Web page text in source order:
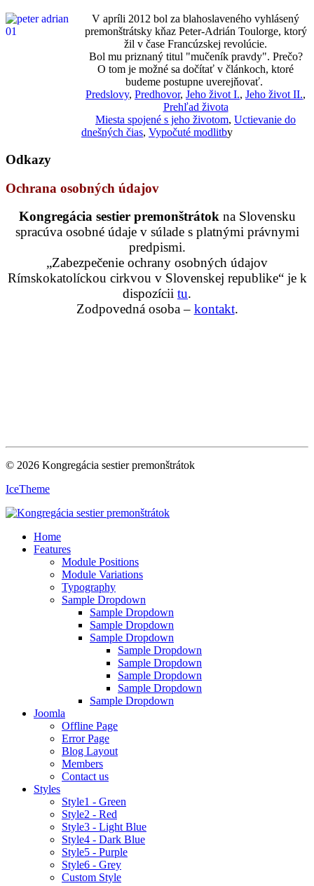
V apríli 2012 bol za blahoslaveného vyhlásený
premonštrátsky kňaz Peter-Adrián Toulorge, ktorý
žil v čase Francúzskej revolúcie.
Bol mu priznaný titul "mučeník pravdy". Prečo?
O tom je možné sa dočítať v článkoch, ktoré
budeme postupne uverejňovať.
Predslovy, Predhovor, Jeho život I., Jeho život II.,
Prehľad života
Miesta spojené s jeho životom, Uctievanie do
dnešných čias, Vypočuté modlitby
Odkazy
Ochrana osobných údajov
Kongregácia sestier premonštrátok na Slovensku
spracúva osobné údaje v súlade s platnými právnymi
predpismi.
„Zabezpečenie ochrany osobných údajov
Rímskokatolíckou cirkvou v Slovenskej republike“ je k
dispozícii tu.
Zodpovedná osoba – kontakt.
© 2026 Kongregácia sestier premonštrátok
IceTheme
Home
Features
Module Positions
Module Variations
Typography
Sample Dropdown
Sample Dropdown
Sample Dropdown
Sample Dropdown
Sample Dropdown
Sample Dropdown
Sample Dropdown
Sample Dropdown
Sample Dropdown
Joomla
Offline Page
Error Page
Blog Layout
Members
Contact us
Styles
Style1 - Green
Style2 - Red
Style3 - Light Blue
Style4 - Dark Blue
Style5 - Purple
Style6 - Grey
Custom Style